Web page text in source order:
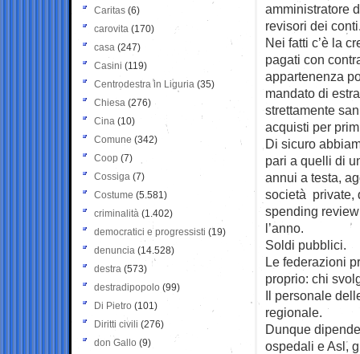
amministratore
revisori dei
Nei fatti c’è la
pagati con
appartenenza
mandato di
strettamente
acquisti per
Di sicuro
pari a quelli di
annui a testa,
società private,
spending
l’anno.
Soldi pubblici.
Le federazioni
proprio: chi
Il personale
regionale.
Dunque
ospedali e Asl,
Caritas (6)
carovita (170)
casa (247)
Casini (119)
Centrodestra in Liguria (35)
Chiesa (276)
Cina (10)
Comune (342)
Coop (7)
Cossiga (7)
Costume (5.581)
criminalità (1.402)
democratici e progressisti (19)
denuncia (14.528)
destra (573)
destradipopolo (99)
Di Pietro (101)
Diritti civili (276)
don Gallo (9)